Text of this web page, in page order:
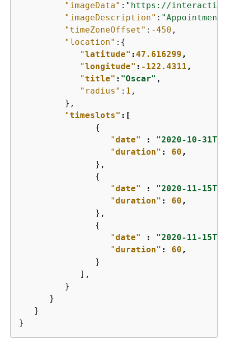
"imageData" : "https://interactive-
"imageDescription" : "Appointment
"timeZoneOffset" : -450 ,
"location" : {
"latitude" :47.616299 ,
"longitude" : -122.4311 ,
"title" : "Oscar" ,
"radius" : 1 ,
         },
"timeslots" :[
{
"date" : "2020-10-
"duration" : 60 ,
               },
{
"date" : "2020-11-
"duration" : 60 ,
               },
{
"date" : "2020-11-
"duration" : 60 ,
               }
            ],
         }
      }
   }
}